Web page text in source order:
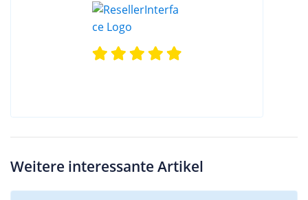
Weitere interessante Artikel